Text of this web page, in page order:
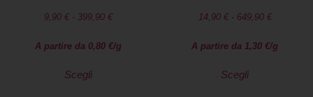
9,90 € - 399,90 €
A partire da 0,80 €/g
Scegli
14,90 € - 649,90 €
A partire da 1,30 €/g
Scegli